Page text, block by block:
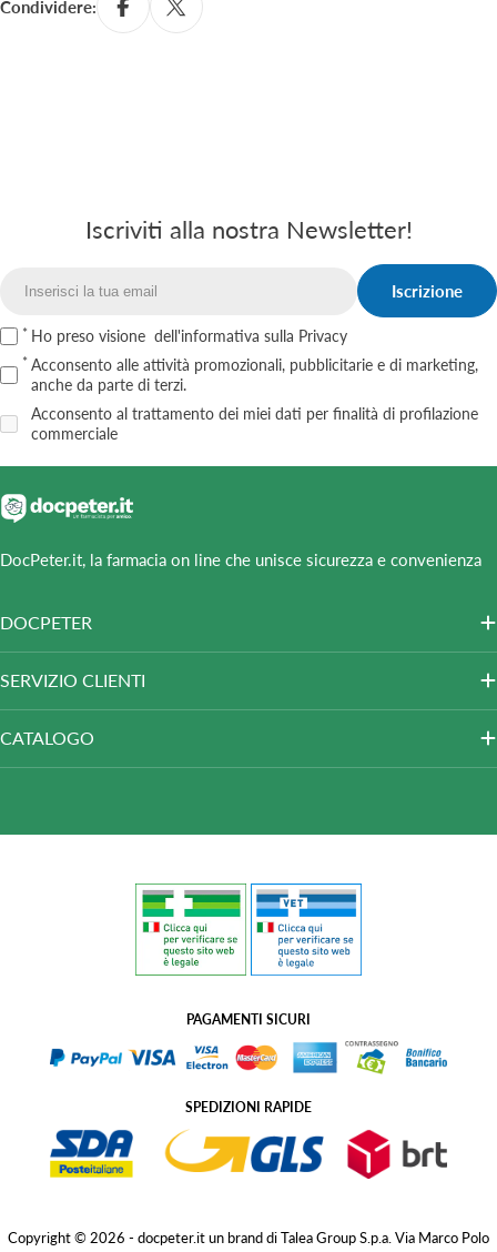
Condividere:
Iscriviti alla nostra Newsletter!
Iscrizione
Ho preso visione dell'informativa sulla Privacy
Acconsento alle attività promozionali, pubblicitarie e di marketing,
anche da parte di terzi.
Acconsento al trattamento dei miei dati per finalità di profilazione
commerciale
DocPeter.it, la farmacia on line che unisce sicurezza e convenienza
DOCPETER
SERVIZIO CLIENTI
CATALOGO
PAGAMENTI SICURI
SPEDIZIONI RAPIDE
Copyright © 2026 - docpeter.it un brand di Talea Group S.p.a. Via Marco Polo